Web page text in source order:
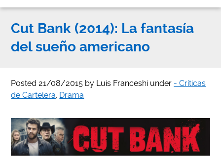
Cut Bank (2014): La fantasía
del sueño americano
Posted21/08/2015 by Luis Franceshi under - Críticas
de Cartelera, Drama